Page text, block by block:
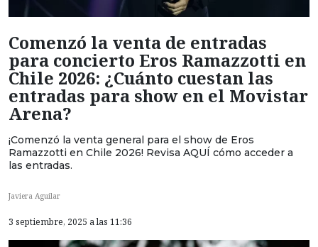
Comenzó la venta de entradas
para concierto Eros Ramazzotti en
Chile 2026: ¿Cuánto cuestan las
entradas para show en el Movistar
Arena?
¡Comenzó la venta general para el show de Eros
Ramazzotti en Chile 2026! Revisa AQUÍ cómo acceder a
las entradas.
Javiera Aguilar
3 septiembre, 2025 a las 11:36